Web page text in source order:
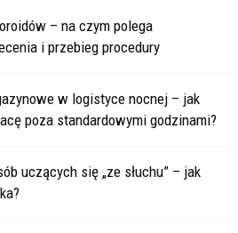
– na czym polega
i przebieg procedury
w logistyce nocnej – jak
poza standardowymi godzinami?
uczących się „ze słuchu” – jak